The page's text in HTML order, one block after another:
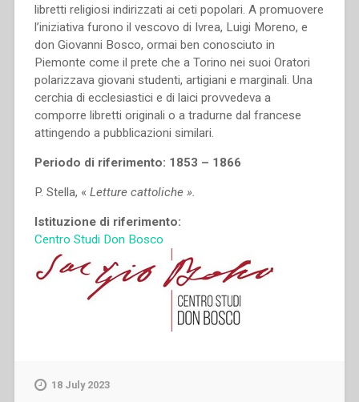
libretti religiosi indirizzati ai ceti popolari. A promuovere
l’iniziativa furono il vescovo di Ivrea, Luigi Moreno, e
don Giovanni Bosco, ormai ben conosciuto in
Piemonte come il prete che a Torino nei suoi Oratori
polarizzava giovani studenti, artigiani e marginali. Una
cerchia di ecclesiastici e di laici provvedeva a
comporre libretti originali o a tradurne dal francese
attingendo a pubblicazioni similari.
Periodo di riferimento: 1853 – 1866
P. Stella, « Letture cattoliche ».
Istituzione di riferimento:
Centro Studi Don Bosco
18 July 2023